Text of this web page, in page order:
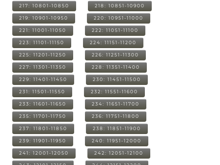
217: 10801-10850 218: 10851-10900
219: 10901-10950 220: 10951-11000
221: 11001-11050 222: 11051-11100
223: 11101-11150 224: 11151-11200
225: 11201-11250 226: 11251-11300
227: 11301-11350 228: 11351-11400
229: 11401-11450 230: 11451-11500
231: 11501-11550 232: 11551-11600
233: 11601-11650 234: 11651-11700
235: 11701-11750 236: 11751-11800
237: 11801-11850 238: 11851-11900
239: 11901-11950 240: 11951-12000
241: 12001-12050 242: 12051-12100